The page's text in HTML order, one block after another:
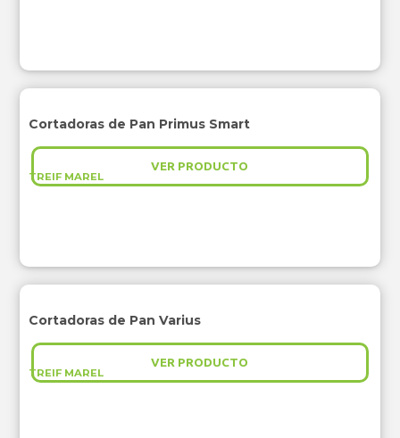
TREIF MAREL
Cortadoras de Pan Primus Smart
VER PRODUCTO
TREIF MAREL
Cortadoras de Pan Varius
VER PRODUCTO